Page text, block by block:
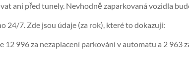
ani před tunely. Nevhodně zaparkovaná vozidla
24/7. Zde jsou údaje (za rok), které to dokazují:
996 za nezaplacení parkování v automatu a 2 963